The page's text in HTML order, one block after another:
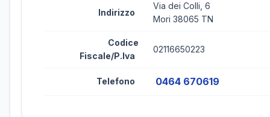
Indirizzo
Via dei Colli, 6
Mori 38065 TN
Codice
Fiscale/P.Iva
02116650223
Telefono 0464 670619